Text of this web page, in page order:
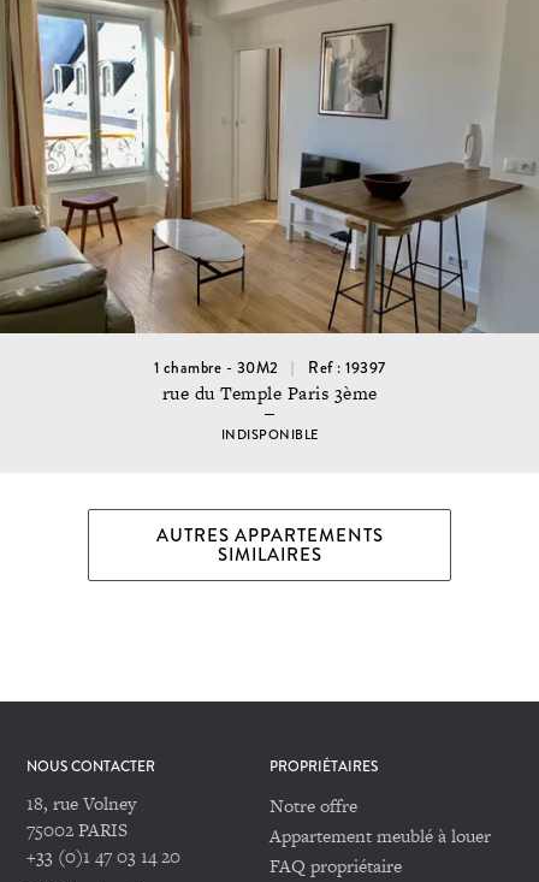
1 chambre - 30M2 Ref : 19397
rue du Temple Paris 3ème
INDISPONIBLE
AUTRES APPARTEMENTS
SIMILAIRES
NOUS CONTACTER
18, rue Volney
75002 PARIS
+33 (0)1 47 03 14 20
PROPRIÉTAIRES
Notre offre
Appartement meublé à louer
FAQ propriétaire